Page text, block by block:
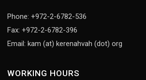
Phone: +972-2-6782-536
Fax: +972-2-6782-396
Email: kam (at) kerenahvah (dot) org
WORKING HOURS